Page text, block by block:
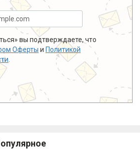
вы подтверждаете, что
Оферты и Политикой